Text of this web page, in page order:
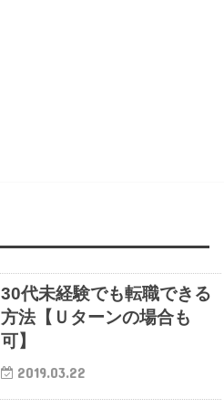
30代未経験でも転職できる
方法【Ｕターンの場合も
可】
2019.03.22